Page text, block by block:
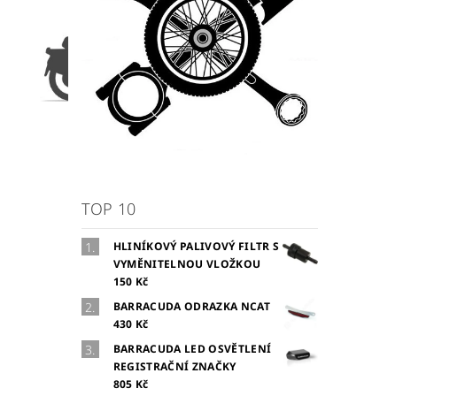
TOP 10
HLINÍKOVÝ PALIVOVÝ FILTR S
VYMĚNITELNOU VLOŽKOU
150 Kč
BARRACUDA ODRAZKA NCAT
430 Kč
BARRACUDA LED OSVĚTLENÍ
REGISTRAČNÍ ZNAČKY
805 Kč